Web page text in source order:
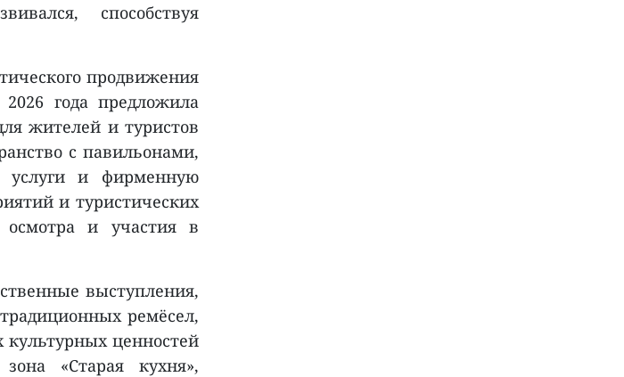
способствуя
продвижения
года предложила
жителей и туристов
с павильонами,
услуги и фирменную
и туристических
осмотра и участия в
выступления,
ремёсел,
культурных ценностей
«Старая кухня»,